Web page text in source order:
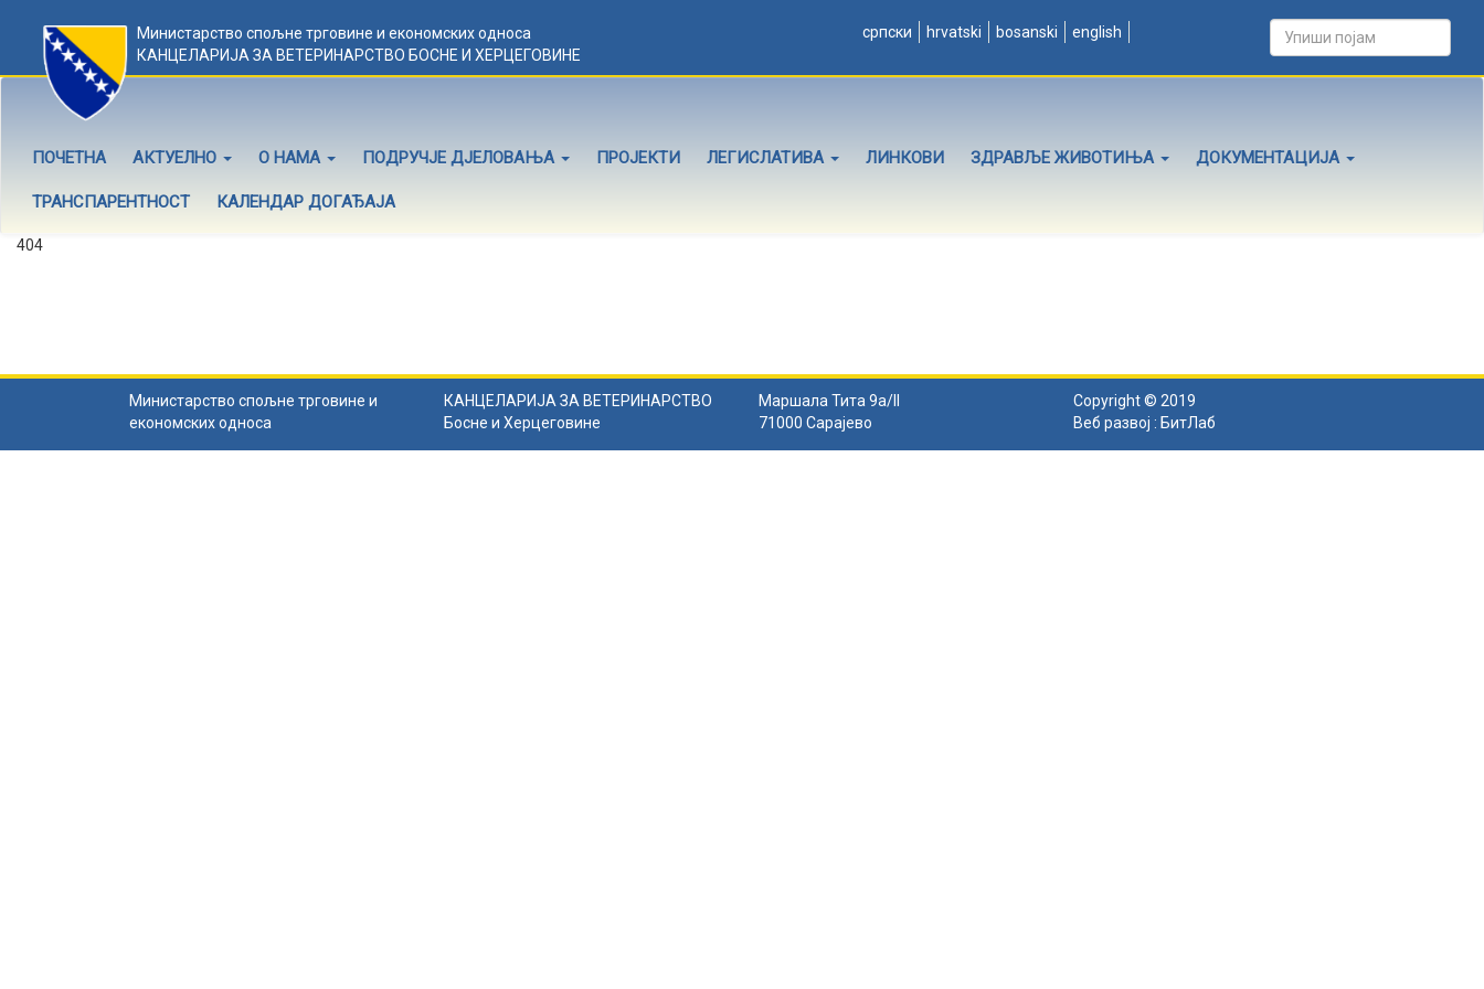
Министарство спољне трговине и економских односа
КАНЦЕЛАРИЈА ЗА ВЕТЕРИНАРСТВО БОСНЕ И ХЕРЦЕГОВИНЕ
српски hrvatski bosanski english
ПОЧЕТНА АКТУЕЛНО О НАМА ПОДРУЧЈЕ ДЈЕЛОВАЊА ПРОЈЕКТИ ЛЕГИСЛАТИВА ЛИНКОВИ ЗДРАВЉЕ ЖИВОТИЊА ДОКУМЕНТАЦИЈА
ТРАНСПАРЕНТНОСТ КАЛЕНДАР ДОГАЂАЈА
404
Министарство спољне трговине и
економских односа
КАНЦЕЛАРИЈА ЗА ВЕТЕРИНАРСТВО
Босне и Херцеговине
Маршала Тита 9а/II
71000 Сарајево
Copyright © 2019
Веб развој : БитЛаб